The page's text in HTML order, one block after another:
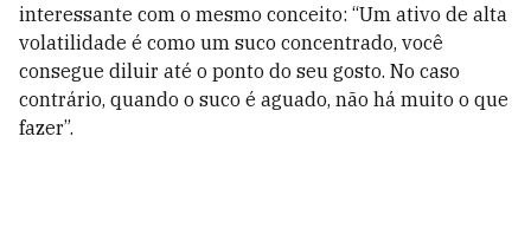
interessante com o mesmo conceito: “Um ativo de alta
volatilidade é como um suco concentrado, você
consegue diluir até o ponto do seu gosto. No caso
contrário, quando o suco é aguado, não há muito o que
fazer”.